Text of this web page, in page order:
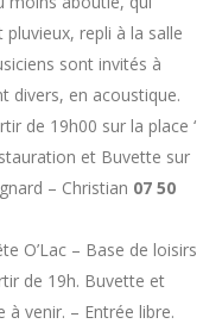
repli à la salle
sont invités à
divers, en acoustique.
de 19h00 sur la place ‘
et Buvette sur
– Christian 07 50
O’Lac – Base de loisirs
de 19h. Buvette et
venir. – Entrée libre.